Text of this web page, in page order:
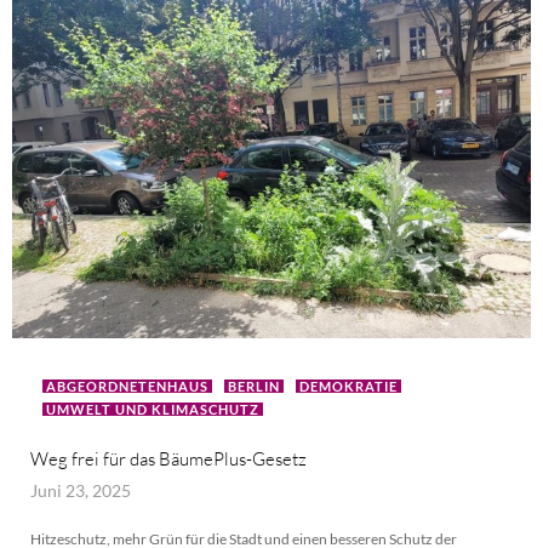
ABGEORDNETENHAUS BERLIN
DEMOKRATIE
UMWELT UND KLIMASCHUTZ
Weg frei für das BäumePlus-Gesetz
Juni 23, 2025
Hitzeschutz, mehr Grün für die Stadt und einen besseren Schutz der